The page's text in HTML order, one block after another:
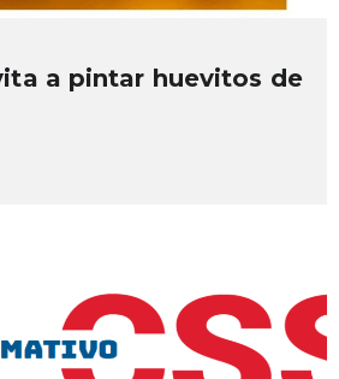
a pintar huevitos de